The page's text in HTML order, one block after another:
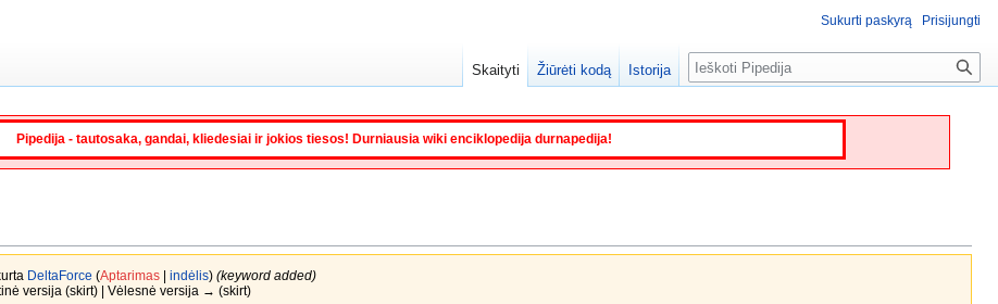
Pipedija - tautosaka, gandai, kliedesiai ir jokios tiesos! Durniausia wiki enciklopedija durnapedija!
DeltaForce (Aptarimas| indėlis) (keyword added)
versija (skirt) | Vėlesnė versija → (skirt)
Sukurti paskyrą Prisijungti
Skaityti Žiūrėti kodą Istorija Paieška